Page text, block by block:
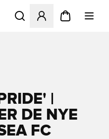
Åbner en Modal til at
|
DE NYE
FC